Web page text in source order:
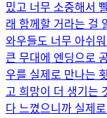
밌고 너무 소중해서
래 함께할 거라는 걸
와우들도 너무 아쉬
큰 무대에 엔딩으로
우를 실제로 만나는
고 희망이 더 생기는
다 느꼈으니까 실제